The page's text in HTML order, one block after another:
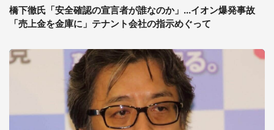
橋下徹氏「安全確認の宣言者が誰なのか」...イオン爆発事故
「売上金を金庫に」テナント会社の指示めぐって